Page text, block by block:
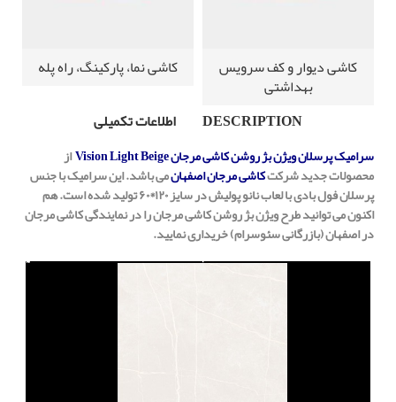
کاشی دیوار و کف سرویس
بهداشتی
کاشی نما، پارکینگ، راه پله
DESCRIPTION
اطلاعات تکمیلی
سرامیک پرسلان ویژن بژ روشن کاشی مرجان Vision Light Beige از
محصولات جدید شرکتکاشی مرجان اصفهانمی باشد. این سرامیک با جنس
پرسلان فول بادی با لعاب نانو پولیش در سایز ۱۲۰*۶۰ تولید شده است. هم
اکنون می توانید طرح ویژن بژ روشن کاشی مرجان را در نمایندگی کاشی مرجان
در اصفهان (بازرگانی سئوسرام) خریداری نمایید.